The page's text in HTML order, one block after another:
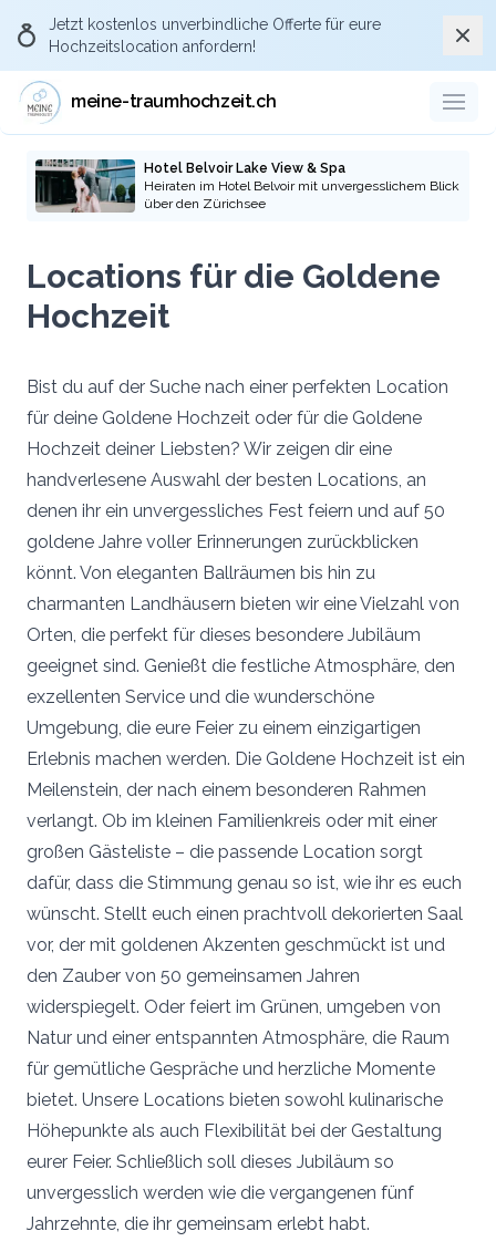
Jetzt kostenlos unverbindliche Offerte für eure
Hochzeitslocation anfordern!
meine-traumhochzeit.ch
Hotel Belvoir Lake View & Spa
Heiraten im Hotel Belvoir mit unvergesslichem Blick
über den Zürichsee
Locations für die Goldene
Hochzeit
Bist du auf der Suche nach einer perfekten Location
für deine Goldene Hochzeit oder für die Goldene
Hochzeit deiner Liebsten? Wir zeigen dir eine
handverlesene Auswahl der besten Locations, an
denen ihr ein unvergessliches Fest feiern und auf 50
goldene Jahre voller Erinnerungen zurückblicken
könnt. Von eleganten Ballräumen bis hin zu
charmanten Landhäusern bieten wir eine Vielzahl von
Orten, die perfekt für dieses besondere Jubiläum
geeignet sind. Genießt die festliche Atmosphäre, den
exzellenten Service und die wunderschöne
Umgebung, die eure Feier zu einem einzigartigen
Erlebnis machen werden. Die Goldene Hochzeit ist ein
Meilenstein, der nach einem besonderen Rahmen
verlangt. Ob im kleinen Familienkreis oder mit einer
großen Gästeliste – die passende Location sorgt
dafür, dass die Stimmung genau so ist, wie ihr es euch
wünscht. Stellt euch einen prachtvoll dekorierten Saal
vor, der mit goldenen Akzenten geschmückt ist und
den Zauber von 50 gemeinsamen Jahren
widerspiegelt. Oder feiert im Grünen, umgeben von
Natur und einer entspannten Atmosphäre, die Raum
für gemütliche Gespräche und herzliche Momente
bietet. Unsere Locations bieten sowohl kulinarische
Höhepunkte als auch Flexibilität bei der Gestaltung
eurer Feier. Schließlich soll dieses Jubiläum so
unvergesslich werden wie die vergangenen fünf
Jahrzehnte, die ihr gemeinsam erlebt habt.
Über Meine-
traumhochzeit.ch die
passende Hochzeitslocation
anfragen
Durch eure Anfragen über die Plattform
Kommunikation gegenüber den
ihr via der Plattform meine-traumhochzeit.ch
aufmerksam geworden seid, stellt ihr sicher,
dass auch künftige Brautpaare die Plattform
kostenlos nutzen können.
Zu den Hochzeitslocations
Vielen Dank für eure Unterstützung! Damit wird
sichergestellt, dass die Dienstleistung kontinuierlich
ausgebaut werden kann und für alle Brautpaare kostenlos